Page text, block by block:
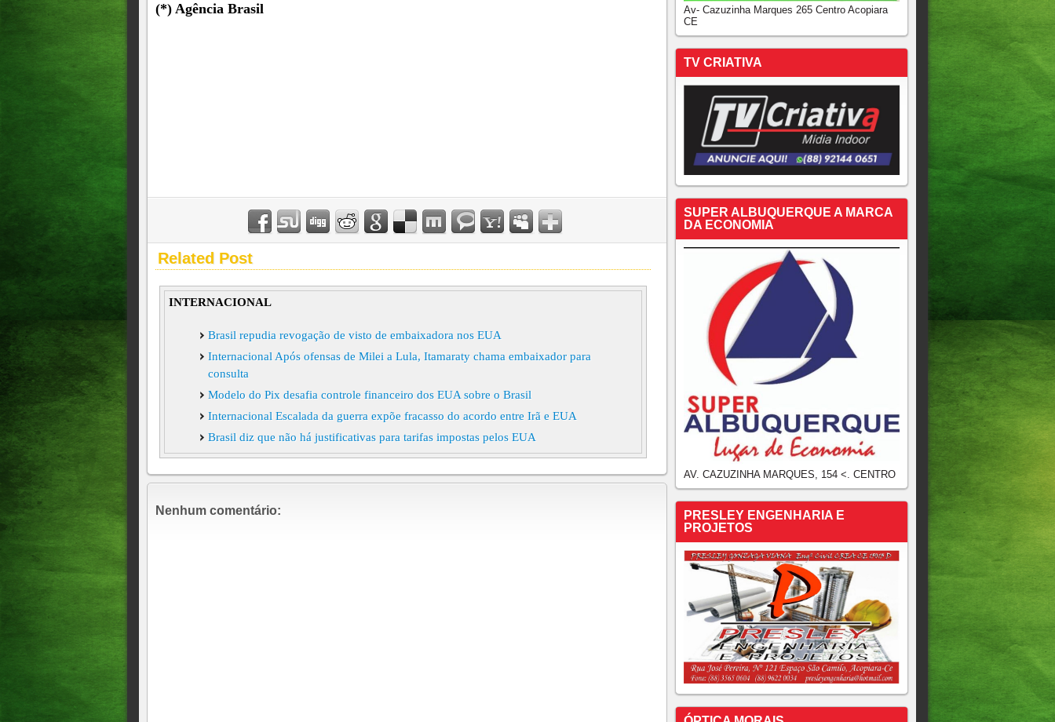
(*) Agência Brasil
Related Post
INTERNACIONAL
Brasil repudia revogação de visto de embaixadora nos EUA
Internacional Após ofensas de Milei a Lula, Itamaraty chama embaixador para
consulta
Modelo do Pix desafia controle financeiro dos EUA sobre o Brasil
Internacional Escalada da guerra expõe fracasso do acordo entre Irã e EUA
Brasil diz que não há justificativas para tarifas impostas pelos EUA
Internacional Brasil envia ajuda humanitária a Cuba em meio ao cerco dos EUA
EUA atacam cerca de 90 alvos militares iranianos Entre as estruturas destruídas ou
armazenamento de mísseis e drones, capacidades navais e infraestrutura de logística
Nenhum comentário:
Av- Cazuzinha Marques 265 Centro Acopiara
CE
TV CRIATIVA
SUPER ALBUQUERQUE A MARCA
DA ECONOMIA
AV. CAZUZINHA MARQUES, 154 <. CENTRO
PRESLEY ENGENHARIA E
PROJETOS